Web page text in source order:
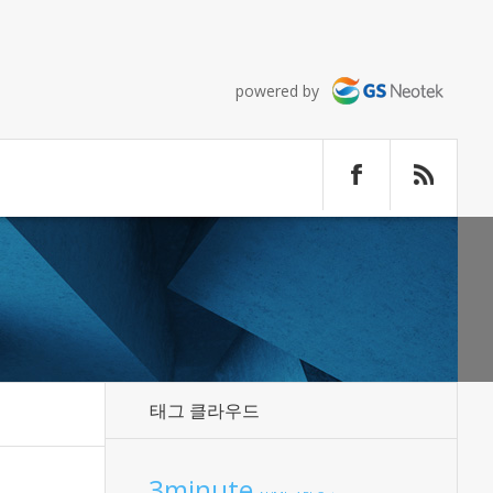
powered by
태그 클라우드